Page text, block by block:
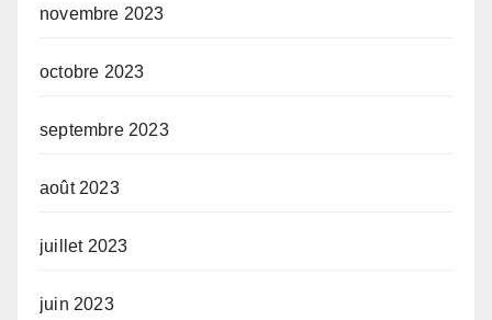
novembre 2023
octobre 2023
septembre 2023
août 2023
juillet 2023
juin 2023